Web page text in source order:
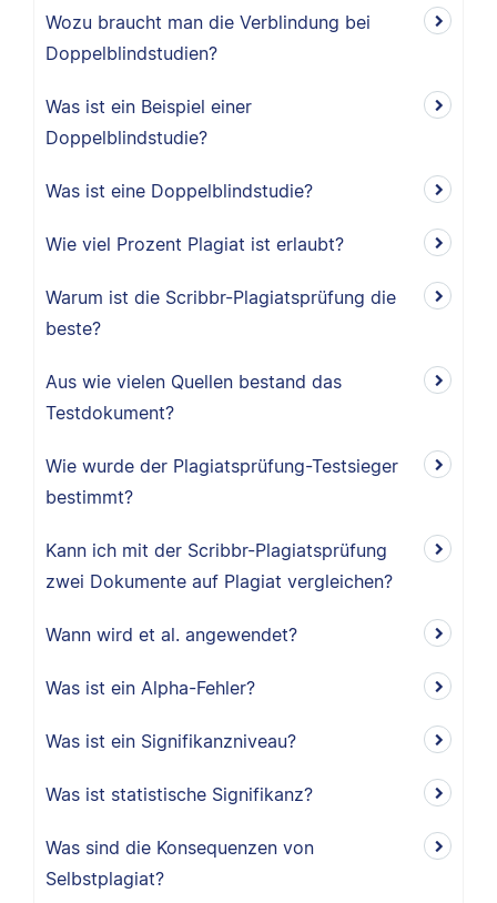
Wozu braucht man die Verblindung bei
Doppelblindstudien?
Was ist ein Beispiel einer
Doppelblindstudie?
Was ist eine Doppelblindstudie?
Wie viel Prozent Plagiat ist erlaubt?
Warum ist die Scribbr-Plagiatsprüfung die
beste?
Aus wie vielen Quellen bestand das
Testdokument?
Wie wurde der Plagiatsprüfung-Testsieger
bestimmt?
Kann ich mit der Scribbr-Plagiatsprüfung
zwei Dokumente auf Plagiat vergleichen?
Wann wird et al. angewendet?
Was ist ein Alpha-Fehler?
Was ist ein Signifikanzniveau?
Was ist statistische Signifikanz?
Was sind die Konsequenzen von
Selbstplagiat?